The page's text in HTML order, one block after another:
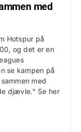
med
Hotspur på
og det er en
se kampen på
med
djævle." Se her